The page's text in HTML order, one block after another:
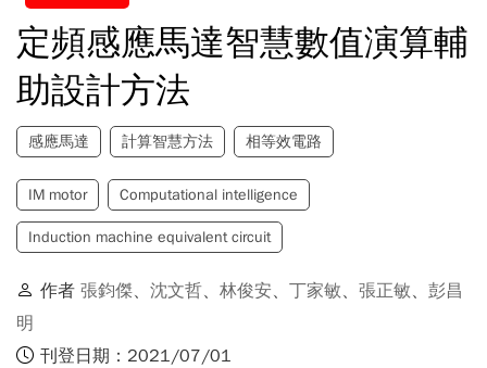
定頻感應馬達智慧數值演算輔
助設計方法
感應馬達 計算智慧方法 相等效電路
IM motor Computational intelligence
Induction machine equivalent circuit
作者 張鈞傑、 沈文哲、 林俊安、 丁家敏、 張正敏、 彭昌
明
刊登日期：2021/07/01